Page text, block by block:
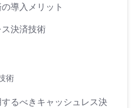
導入メリット
決済技術
術
るべきキャッシュレス決